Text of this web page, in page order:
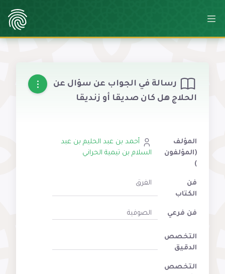
رسالة في الجواب عن سؤال عن
الحلاج هل كان صديقا أو زنديقا
المؤلف
(المؤلفون
)
أحمد بن عبد الحليم بن عبد
السلام بن تيمية الحراني
فن
الكتاب
الفرق
فن فرعي الصوفية
التخصص
الدقيق
التخصص